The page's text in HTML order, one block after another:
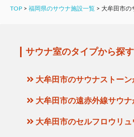
TOP > 福岡県のサウナ施設一覧 > 大牟田市の
サウナ室のタイプから探す
大牟田市のサウナストー
大牟田市の遠赤外線サウ
大牟田市のセルフロウリ